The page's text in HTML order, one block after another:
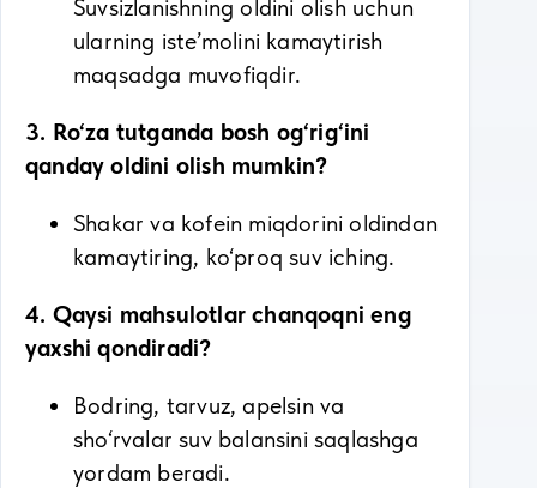
Suvsizlanishning oldini olish uchun
ularning iste’molini kamaytirish
maqsadga muvofiqdir.
3. Ro‘za tutganda bosh og‘rig‘ini
qanday oldini olish mumkin?
Shakar va kofein miqdorini oldindan
kamaytiring, ko‘proq suv iching.
4. Qaysi mahsulotlar chanqoqni eng
yaxshi qondiradi?
Bodring, tarvuz, apelsin va
sho‘rvalar suv balansini saqlashga
yordam beradi.